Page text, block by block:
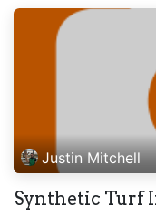
Justin Mitchell
Synthetic Turf